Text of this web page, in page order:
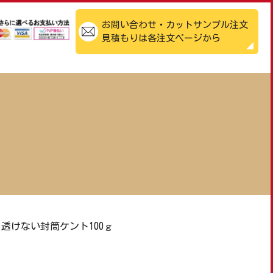
お問い合わせ・カットサンプル注文
見積もりは各注文ページから
透けない封筒ケント100ｇ